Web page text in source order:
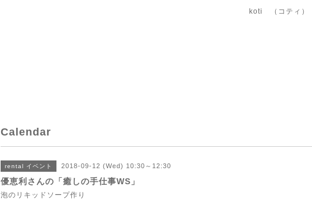
koti （コティ）
Calendar
rental イベント 2018-09-12 (Wed) 10:30～12:30
優恵利さんの「癒しの手仕事WS」
泡のリキッドソープ作り